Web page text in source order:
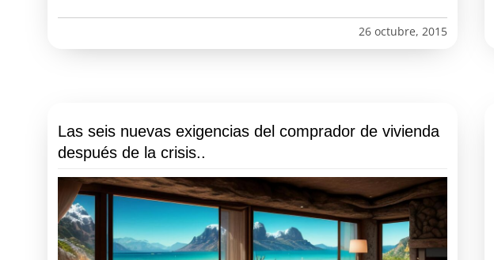
26 octubre, 2015
Las seis nuevas exigencias del comprador de vivienda
después de la crisis..